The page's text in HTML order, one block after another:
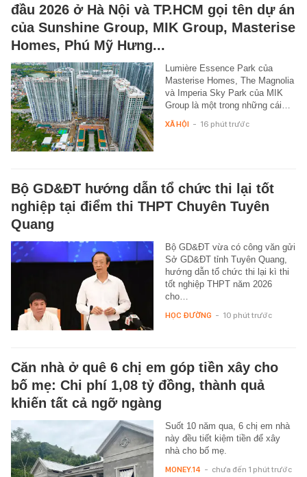
đầu 2026 ở Hà Nội và TP.HCM gọi tên dự án
của Sunshine Group, MIK Group, Masterise
Homes, Phú Mỹ Hưng...
Lumière Essence Park của
Masterise Homes, The Magnolia
và Imperia Sky Park của MIK
Group là một trong những cái…
XÃ HỘI - 16 phút trước
Bộ GD&ĐT hướng dẫn tổ chức thi lại tốt
nghiệp tại điểm thi THPT Chuyên Tuyên
Quang
Bộ GD&ĐT vừa có công văn gửi
Sở GD&ĐT tỉnh Tuyên Quang,
hướng dẫn tổ chức thi lại kì thi
tốt nghiệp THPT năm 2026
cho…
HỌC ĐƯỜNG - 10 phút trước
Căn nhà ở quê 6 chị em góp tiền xây cho
bố mẹ: Chi phí 1,08 tỷ đồng, thành quả
khiến tất cả ngỡ ngàng
Suốt 10 năm qua, 6 chị em nhà
này đều tiết kiệm tiền để xây
nhà cho bố mẹ.
MONEY.14 - chưa đến 1 phút trước